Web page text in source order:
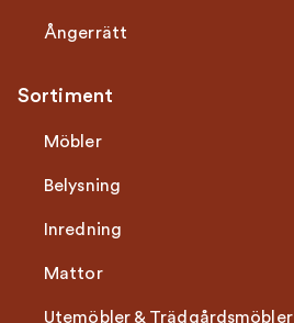
Ångerrätt
Sortiment
Möbler
Belysning
Inredning
Mattor
Utemöbler & Trädgårdsmöbler